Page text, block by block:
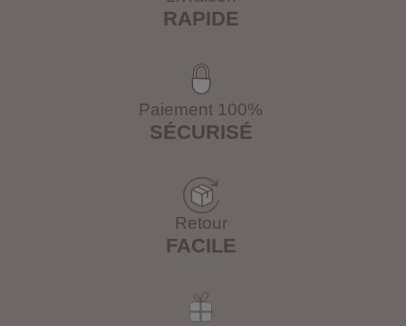
RAPIDE
Paiement 100%
SÉCURISÉ
Retour
FACILE